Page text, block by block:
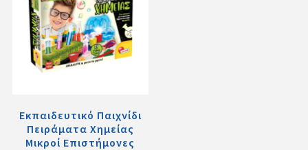
Εκπαιδευτικό Παιχνίδι
Πειράματα Χημείας
Μικροί Επιστήμονες